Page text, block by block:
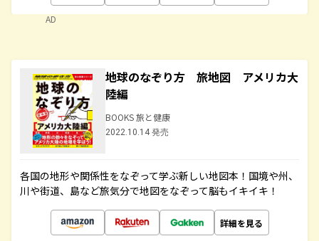
AD
地球のなぞり方 旅地図 アメリカ大
陸編
BOOKS 旅と健康
2022.10.14 発売
各国の地形や関係性をなぞって学ぶ新しい地図本！国境や州、
川や街道、島など旅気分で地図をなぞって脳もイキイキ！
詳細を見る